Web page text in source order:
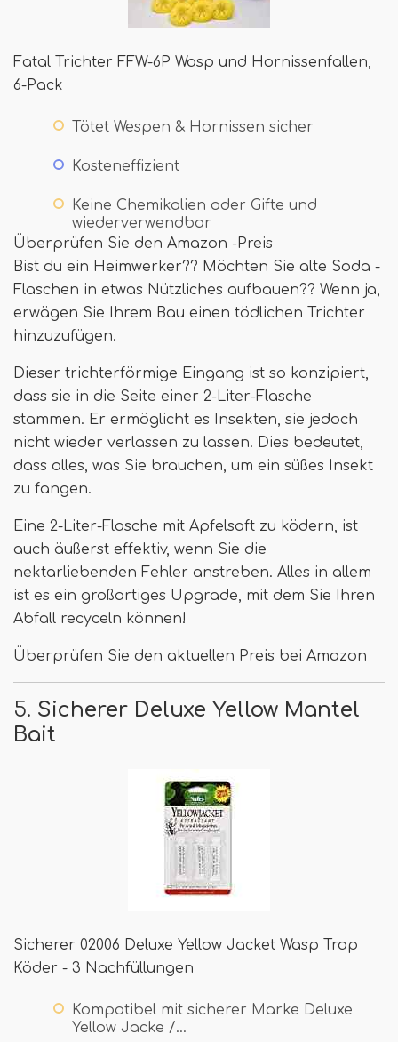
Fatal Trichter FFW-6P Wasp und Hornissenfallen,
6-Pack
Tötet Wespen & Hornissen sicher
Kosteneffizient
Keine Chemikalien oder Gifte und
wiederverwendbar
Überprüfen Sie den Amazon -Preis
Bist du ein Heimwerker?? Möchten Sie alte Soda -
Flaschen in etwas Nützliches aufbauen?? Wenn ja,
erwägen Sie Ihrem Bau einen tödlichen Trichter
hinzuzufügen.
Dieser trichterförmige Eingang ist so konzipiert,
dass sie in die Seite einer 2-Liter-Flasche
stammen. Er ermöglicht es Insekten, sie jedoch
nicht wieder verlassen zu lassen. Dies bedeutet,
dass alles, was Sie brauchen, um ein süßes Insekt
zu fangen.
Eine 2-Liter-Flasche mit Apfelsaft zu ködern, ist
auch äußerst effektiv, wenn Sie die
nektarliebenden Fehler anstreben. Alles in allem
ist es ein großartiges Upgrade, mit dem Sie Ihren
Abfall recyceln können!
Überprüfen Sie den aktuellen Preis bei Amazon
5. Sicherer Deluxe Yellow Mantel
Bait
Sicherer 02006 Deluxe Yellow Jacket Wasp Trap
Köder - 3 Nachfüllungen
Kompatibel mit sicherer Marke Deluxe
Yellow Jacke /…